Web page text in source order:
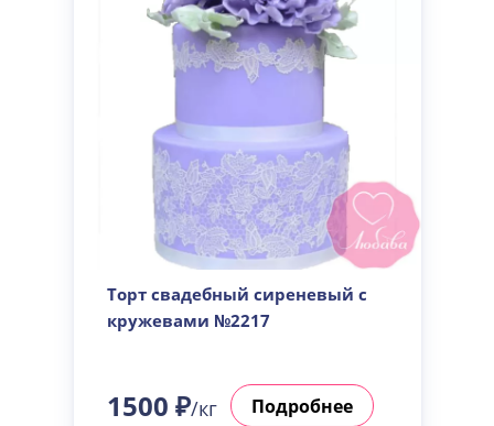
Торт свадебный сиреневый с
кружевами №2217
1500 ₽/кг Подробнее